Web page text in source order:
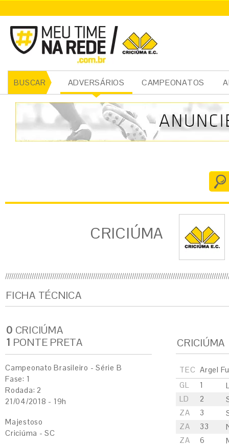
BUSCAR ADVERSÁRIOS CAMPEONATOS
CRICIÚMA
CRICIÚMA
FICHA TÉCNICA
0 CRICIÚMA
1 PONTE PRETA
Campeonato Brasileiro - Série B
Fase: 1
Rodada: 2
21/04/2018 - 19h
Majestoso
Criciúma - SC
CRICIÚMA
TEC Argel
GL
1
LD
2
ZA
3
ZA
33
ZA
6